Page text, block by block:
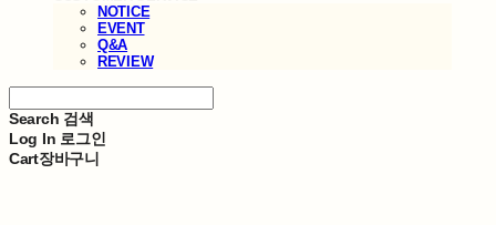
NOTICE
EVENT
Q&A
REVIEW
Search 검색
Log In 로그인
Cart장바구니